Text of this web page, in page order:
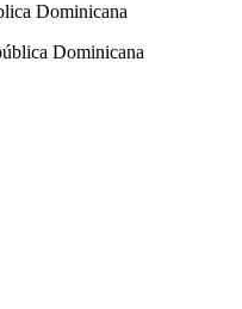
Dominicana
Dominicana